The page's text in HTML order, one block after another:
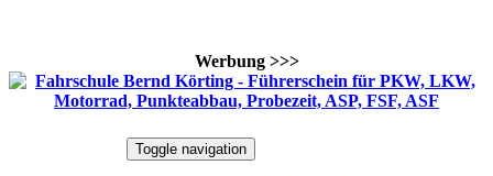
Werbung >>>
Toggle navigation